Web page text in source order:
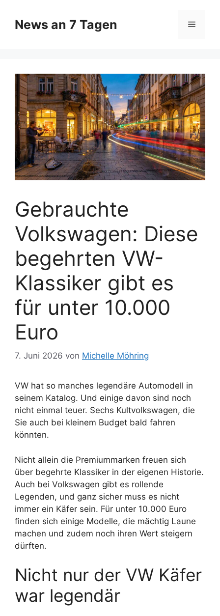
Inhalt
springen
News an 7 Tagen Menü
Gebrauchte
Volkswagen: Diese
begehrten VW-
Klassiker gibt es
für unter 10.000
Euro
7. Juni 2026 von Michelle Möhring
VW hat so manches legendäre Automodell in
seinem Katalog. Und einige davon sind noch
nicht einmal teuer. Sechs Kultvolkswagen, die
Sie auch bei kleinem Budget bald fahren
könnten.
Nicht allein die Premiummarken freuen sich
über begehrte Klassiker in der eigenen Historie.
Auch bei Volkswagen gibt es rollende
Legenden, und ganz sicher muss es nicht
immer ein Käfer sein. Für unter 10.000 Euro
finden sich einige Modelle, die mächtig Laune
machen und zudem noch ihren Wert steigern
dürften.
Nicht nur der VW Käfer
war legendär